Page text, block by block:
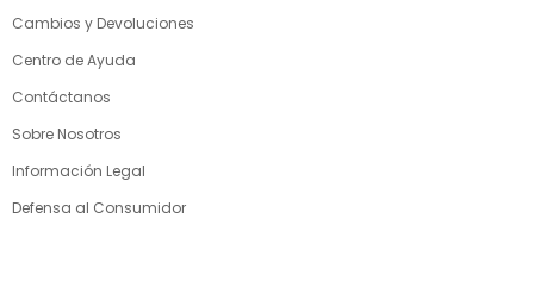
Cambios y Devoluciones
Centro de Ayuda
Contáctanos
Sobre Nosotros
Información Legal
Defensa al Consumidor